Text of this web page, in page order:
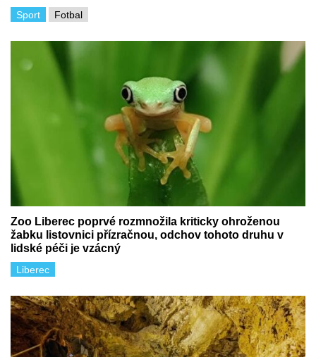
Fotbal
Sport
Zoo Liberec poprvé rozmnožila kriticky ohroženou
žabku listovnici přízračnou, odchov tohoto druhu v
lidské péči je vzácný
Liberec